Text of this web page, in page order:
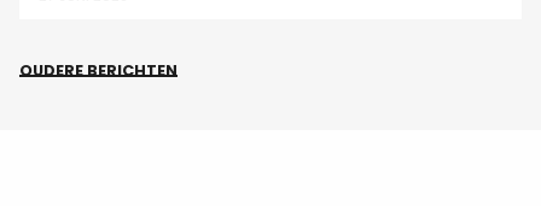
OUDERE BERICHTEN